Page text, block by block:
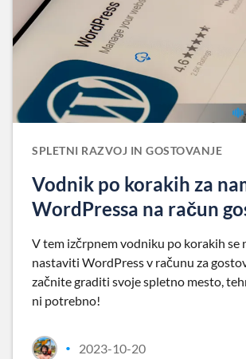
SPLETNI RAZVOJ IN GOSTOVANJE
Vodnik po korakih za
WordPressa na račun
V tem izčrpnem vodniku po korakih se
nastaviti WordPress v računu za
začnite graditi svoje spletno mesto,
ni potrebno!
• 2023-10-20